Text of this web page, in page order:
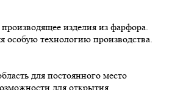
изделия из фарфора.
особую технологию производства.
для постоянного место
для открытия